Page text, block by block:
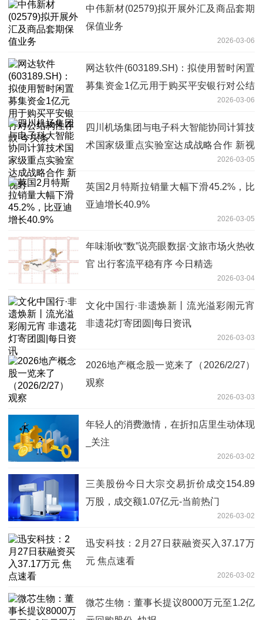
中伟新材(02579)拟开展外汇及商品套期
保值业务
2026-03-06
网达软件(603189.SH)：拟使用暂时闲置
募集资金1亿元用于购买平安银行对公结
2026-03-06
四川机场集团与电子科大智能协同计算技
术国家级重点实验室达成战略合作 新视
2026-03-05
英国2月特斯拉销量大幅下滑45.2%，比
亚迪增长40.9%
2026-03-05
年味渐收“数”说亮眼数据·文旅市场火热收
官 出行客流平稳有序 今日精选
2026-03-04
文化中国行·非遗焕新丨流光溢彩闹元宵
非遗花灯寄团圆|每日资讯
2026-03-03
2026地产概念股一览来了（2026/2/27）
观察
2026-03-03
年轻人的消费激情，在折扣店里生动体现
_关注
2026-03-02
三美股份今日大宗交易折价成交154.89
万股，成交额1.07亿元-当前热门
2026-03-02
迅安科技：2月27日获融资买入37.17万
元 焦点速看
2026-03-02
微芯生物：董事长提议8000万元至1.2亿